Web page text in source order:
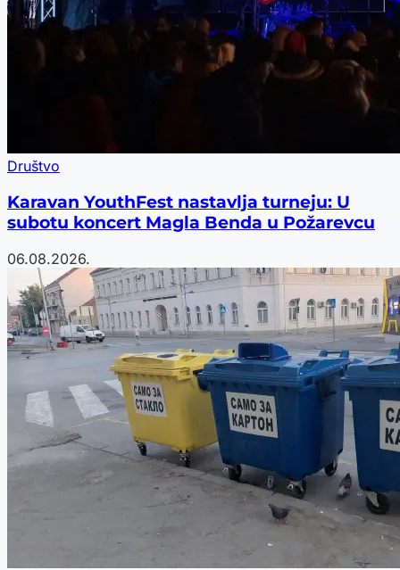
Društvo
Karavan YouthFest nastavlja turneju: U
subotu koncert Magla Benda u Požarevcu
06.08.2026.